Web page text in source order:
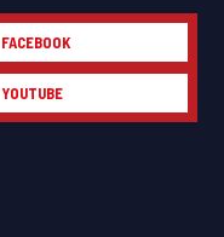
FACEBOOK
YOUTUBE